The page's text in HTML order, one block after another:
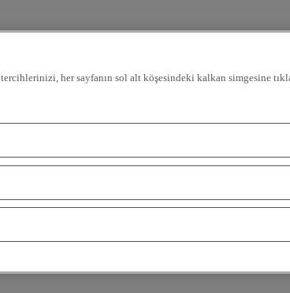
her sayfanın sol alt köşesindeki kalkan simgesine